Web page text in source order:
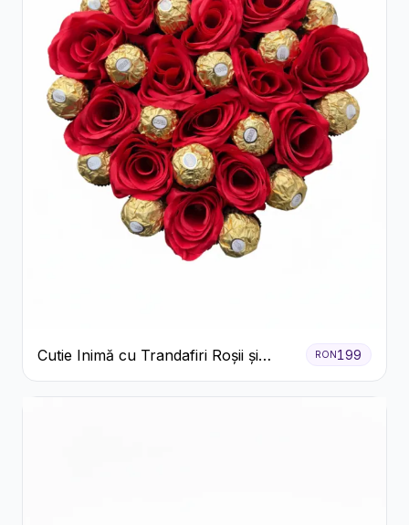
Cutie Inimă cu Trandafiri Roșii și
Ferrero Rocher
RON 199